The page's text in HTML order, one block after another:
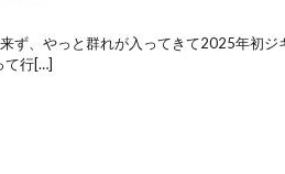
ず、やっと群れが入ってきて2025年初ジ
て行[…]